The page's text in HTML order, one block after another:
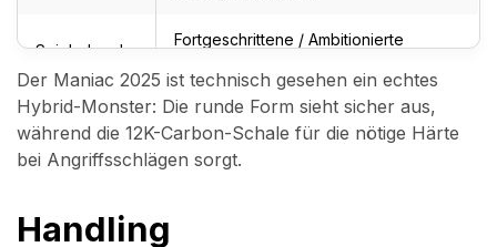
Spielerlevel
Fortgeschrittene / Ambitionierte
Der Maniac 2025 ist technisch gesehen ein echtes
Hybrid-Monster: Die runde Form sieht sicher aus,
während die 12K-Carbon-Schale für die nötige Härte
bei Angriffsschlägen sorgt.
Handling